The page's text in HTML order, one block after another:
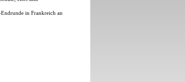
in Frankreich an